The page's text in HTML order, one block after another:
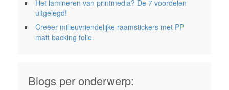
Het lamineren van printmedia? De 7 voordelen
uitgelegd!
Creëer milieuvriendelijke raamstickers met PP
matt backing folie.
Blogs per onderwerp: